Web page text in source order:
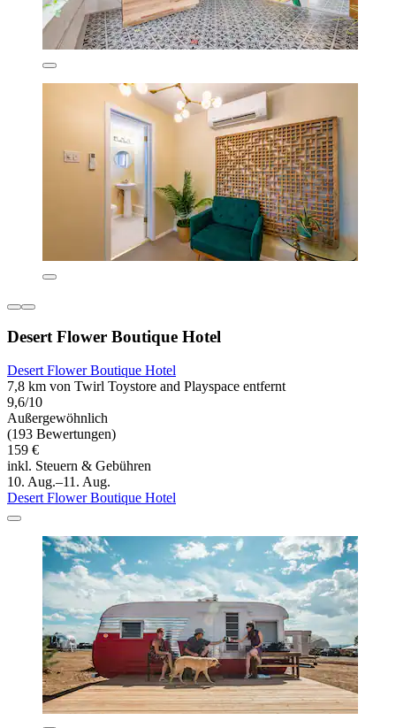
Desert Flower Boutique Hotel
Desert Flower Boutique Hotel
7,8 km von Twirl Toystore and Playspace entfernt
9,6/10
Außergewöhnlich
(193 Bewertungen)
159 €
inkl. Steuern & Gebühren
10. Aug.–11. Aug.
Desert Flower Boutique Hotel